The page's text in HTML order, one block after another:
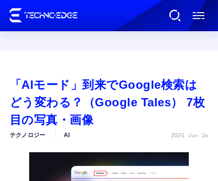
ガジェット
「AIモード」到来でGoogle検索は
どう変わる？（Google Tales） 7枚
目の写真・画像
テクノロジー AI 2025 Jun 16